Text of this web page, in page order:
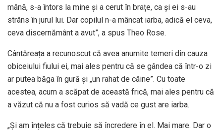
mână, s-a întors la mine și a cerut în brațe, ca și ei s-au
strâns în jurul lui. Dar copilul n-a mâncat iarba, adică el ceva,
ceva discernământ a avut”, a spus Theo Rose.
Cântăreața a recunoscut că avea anumite temeri din cauza
obiceiului fiului ei, mai ales pentru că se gândea că într-o zi
ar putea băga în gură și „un rahat de câine”. Cu toate
acestea, acum a scăpat de această frică, mai ales pentru că
a văzut că nu a fost curios să vadă ce gust are iarba.
„Și am înțeles că trebuie să încredere în el. Mai mare. Dar o